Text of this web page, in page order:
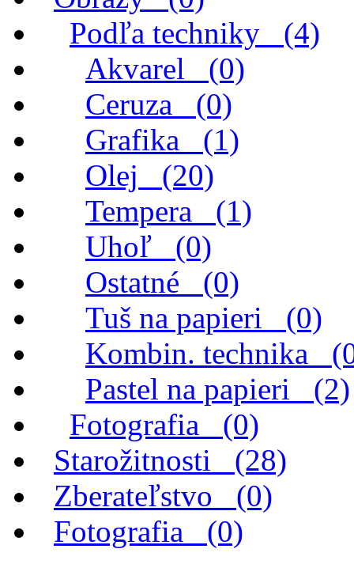
Podľa techniky (4)
Akvarel (0)
Ceruza (0)
Grafika (1)
Olej (20)
Tempera (1)
Uhoľ (0)
Ostatné (0)
Tuš na papieri (0)
Kombin. technika
Pastel na papieri (2)
Fotografia (0)
Starožitnosti (28)
Zberateľstvo (0)
Fotografia (0)